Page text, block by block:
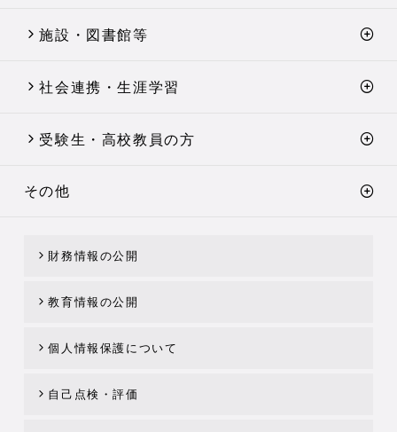
施設・図書館等
社会連携・生涯学習
受験生・高校教員の方
その他
財務情報の公開
教育情報の公開
個人情報保護について
自己点検・評価